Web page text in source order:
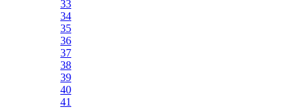
33
34
35
36
37
38
39
40
41